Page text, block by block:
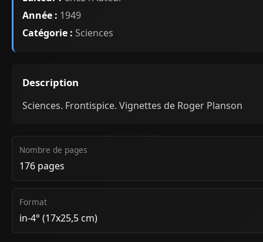
Année : 1949
Catégorie : Sciences
Description
Sciences. Frontispice. Vignettes de Roger Planson
Nombre de pages
176 pages
Format
in-4° (17x25,5 cm)